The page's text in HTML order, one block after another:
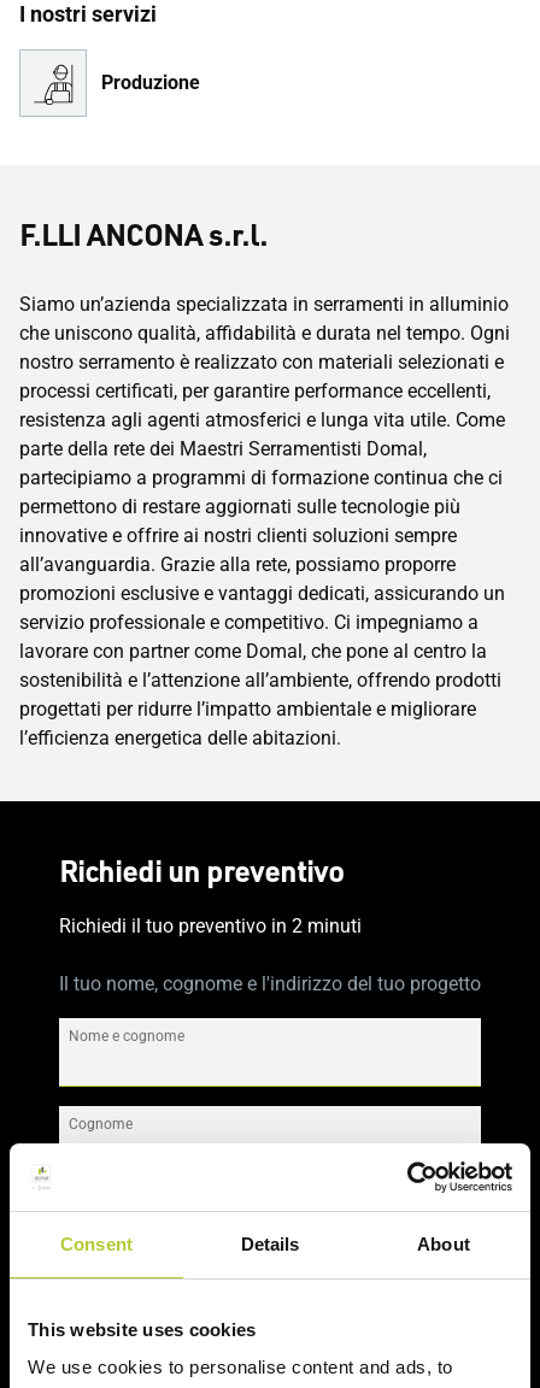
Consent Details About
This website uses cookies
We use cookies to personalise content and ads, to
I nostri servizi
Produzione
F.LLI ANCONA s.r.l.
Siamo un’azienda specializzata in serramenti in alluminio
che uniscono qualità, affidabilità e durata nel tempo. Ogni
nostro serramento è realizzato con materiali selezionati e
processi certificati, per garantire performance eccellenti,
resistenza agli agenti atmosferici e lunga vita utile. Come
parte della rete dei Maestri Serramentisti Domal,
partecipiamo a programmi di formazione continua che ci
permettono di restare aggiornati sulle tecnologie più
innovative e offrire ai nostri clienti soluzioni sempre
all’avanguardia. Grazie alla rete, possiamo proporre
promozioni esclusive e vantaggi dedicati, assicurando un
servizio professionale e competitivo. Ci impegniamo a
lavorare con partner come Domal, che pone al centro la
sostenibilità e l’attenzione all’ambiente, offrendo prodotti
progettati per ridurre l’impatto ambientale e migliorare
l’efficienza energetica delle abitazioni.
Richiedi un preventivo
Richiedi il tuo preventivo in 2 minuti
Il tuo nome, cognome e l'indirizzo del tuo progetto
Nome e cognome
Cognome
CAP
Continua